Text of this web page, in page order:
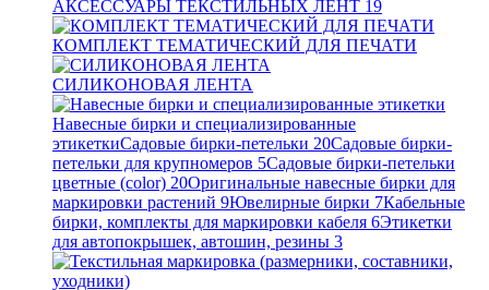
АКСЕССУАРЫ ТЕКСТИЛЬНЫХ ЛЕНТ 19
КОМПЛЕКТ ТЕМАТИЧЕСКИЙ ДЛЯ ПЕЧАТИ
СИЛИКОНОВАЯ ЛЕНТА
Навесные бирки и специализированные
этикеткиСадовые бирки-петельки 20Садовые бирки-
петельки для крупномеров 5Садовые бирки-петельки
цветные (color) 20Оригинальные навесные бирки для
маркировки растений 9Ювелирные бирки 7Кабельные
бирки, комплекты для маркировки кабеля 6Этикетки
для автопокрышек, автошин, резины 3